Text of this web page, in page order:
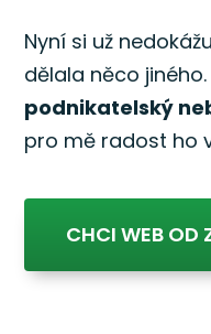
Nyní si už
dělala něco
podnikatelský
pro mě radost ho
CHCI WEB OD